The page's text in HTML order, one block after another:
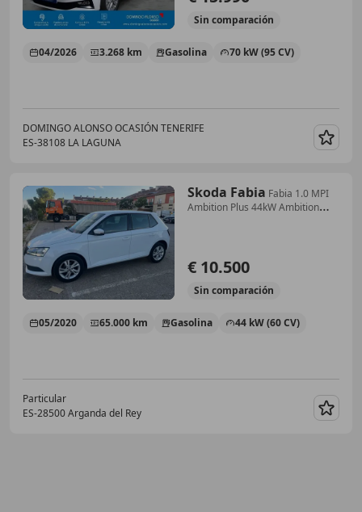
Sin comparación
04/2026 3.268 km Gasolina 70 kW (95 CV)
DOMINGO ALONSO OCASIÓN TENERIFE
ES-38108 LA LAGUNA
Skoda Fabia Fabia 1.0 MPI
Ambition Plus 44kW Ambition
€ 10.500
Sin comparación
05/2020 65.000 km Gasolina 44 kW (60 CV)
Particular
ES-28500 Arganda del Rey